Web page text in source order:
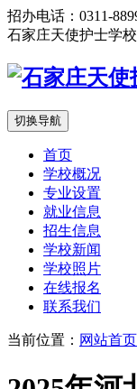
招办电话：0311-
石家庄天使护士学校
切换导航
首页
学校概况
专业设置
就业信息
招生信息
学校新闻
学校照片
在线报名
联系我们
当前位置： 网站首页